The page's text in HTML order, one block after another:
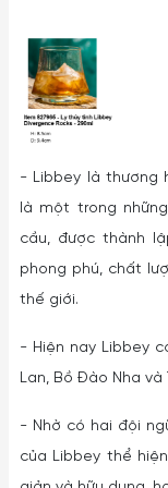
- Libbey là thương
là một trong
cầu, được thành
phong phú, chất
thế giới.
- Hiện nay Libbey
Lan, Bồ Đào Nha và
- Nhờ có hai đội
của Libbey thể